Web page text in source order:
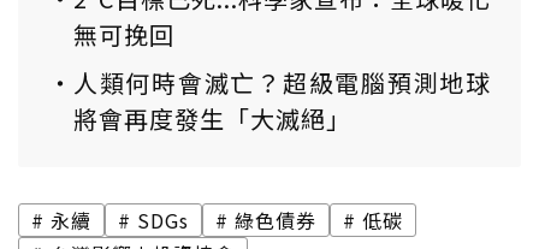
無可挽回
人類何時會滅亡？超級電腦預測地球
將會再度發生「大滅絕」
永續 SDGs 綠色債券
低碳